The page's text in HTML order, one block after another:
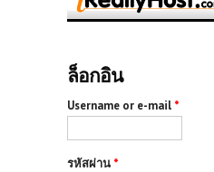
ล็อกอิน
Username or e-mail *
รหัสผ่าน *